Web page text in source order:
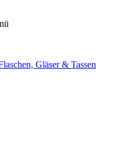
Gläser & Tassen